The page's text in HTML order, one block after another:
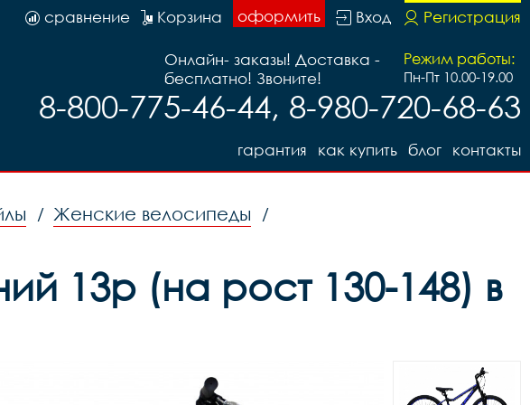
Регистрация
Вход
оформить
Корзина
сравнение
Режим работы:
Пн-Пт 10.00-19.00
Онлайн- заказы! Доставка -
бесплатно! Звоните!
8-800-775-46-44, 8-980-720-68-63
контакты
блог
как купить
гарантия
/ Женские велосипеды /
13р (на рост 130-148) в